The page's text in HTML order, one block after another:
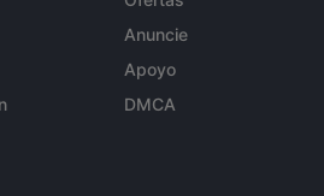
Anuncie
Apoyo
DMCA